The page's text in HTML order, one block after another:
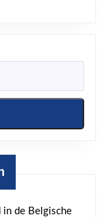
in de Belgische